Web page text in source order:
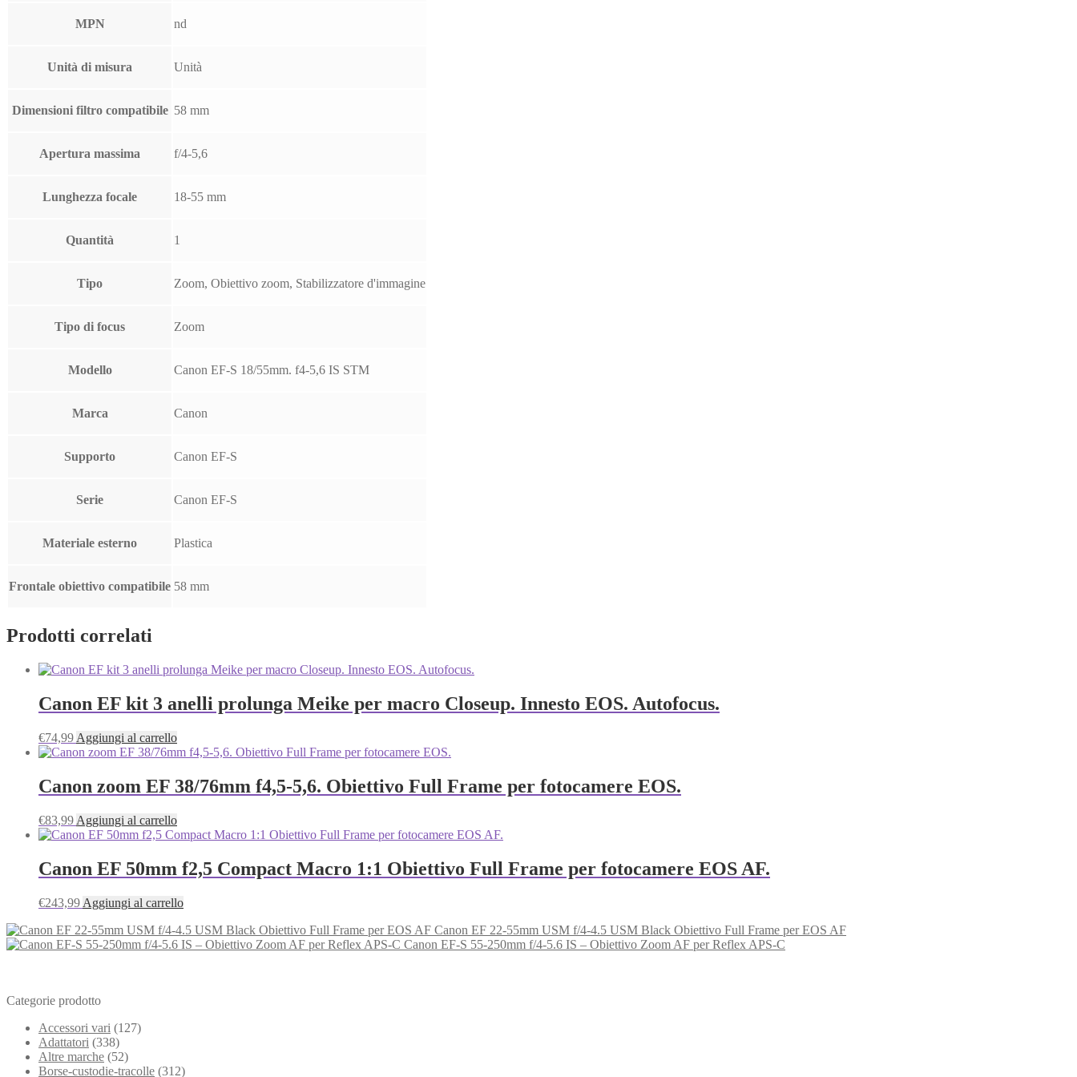
MPN nd
Unità di misura Unità
Dimensioni filtro compatibile 58 mm
Apertura massima f/4-5,6
Lunghezza focale 18-55 mm
Quantità 1
Tipo Zoom, Obiettivo zoom, Stabilizzatore d'immagine
Tipo di focus Zoom
Modello Canon EF-S 18/55mm. f4-5,6 IS STM
Marca Canon
Supporto Canon EF-S
Serie Canon EF-S
Materiale esterno Plastica
Frontale obiettivo compatibile 58 mm
Prodotti correlati
Canon EF kit 3 anelli prolunga Meike per macro Closeup. Innesto EOS. Autofocus.
€74,99 Aggiungi al carrello
Canon zoom EF 38/76mm f4,5-5,6. Obiettivo Full Frame per fotocamere EOS.
€83,99 Aggiungi al carrello
Canon EF 50mm f2,5 Compact Macro 1:1 Obiettivo Full Frame per fotocamere EOS AF.
€243,99 Aggiungi al carrello
Canon EF 22‑55mm USM f/4‑4.5 USM Black Obiettivo Full Frame per EOS AF
Canon EF‑S 55‑250mm f/4‑5.6 IS – Obiettivo Zoom AF per Reflex APS‑C
Categorie prodotto
Accessori vari (127)
Adattatori (338)
Altre marche (52)
Borse-custodie-tracolle (312)